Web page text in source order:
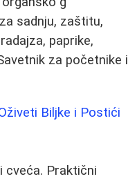
sadnju, zaštitu,
paprike,
za početnike i
Biljke i Postići
cveća. Praktični